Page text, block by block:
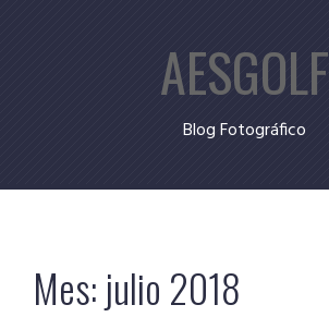
AESGOLF
Blog Fotográfico
Mes: julio 2018